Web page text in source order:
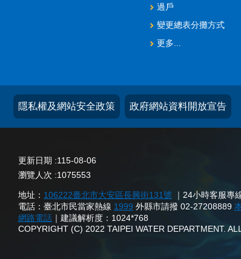
過戶
變更總表分攤方式
更多...
隱私權及網站安全政策 政府網站資料開放宣告
更新日期
115-08-06
瀏覽人次
1075553
地址： 106222臺北市大安區長興街131號 ｜24小時客服專
電話：臺北市民當家熱線 1999 外縣市請撥 02-27208889
網路電話 ｜建議解析度：1024*768
COPYRIGHT (C) 2022 TAIPEI WATER DEPARTMENT.